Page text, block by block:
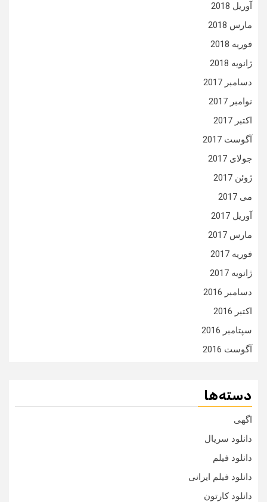
آوریل 2018
مارس 2018
فوریه 2018
ژانویه 2018
دسامبر 2017
نوامبر 2017
اکتبر 2017
آگوست 2017
جولای 2017
ژوئن 2017
می 2017
آوریل 2017
مارس 2017
فوریه 2017
ژانویه 2017
دسامبر 2016
اکتبر 2016
سپتامبر 2016
آگوست 2016
دسته‌ها
اگهی
دانلود سریال
دانلود فیلم
دانلود فیلم ایرانی
دانلود کارتون